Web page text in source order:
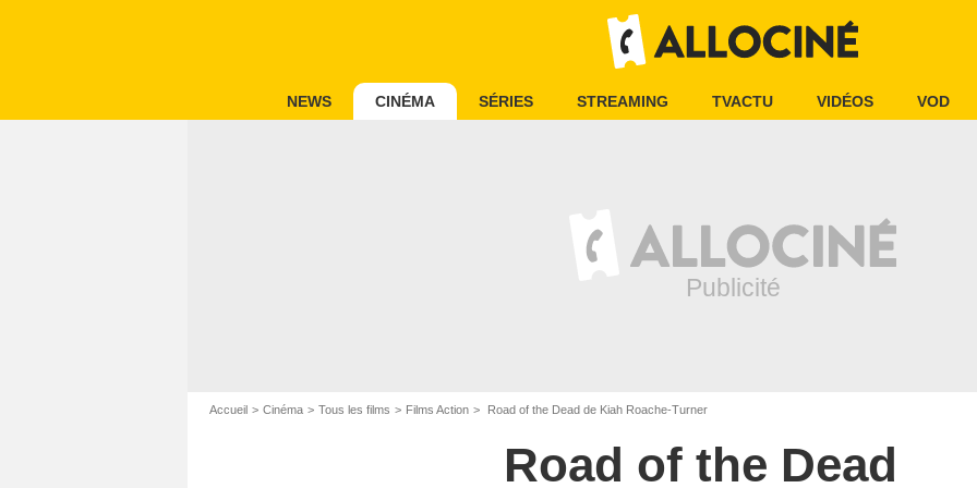
NEWS CINÉMA SÉRIES STREAMING TVACTU VIDÉOS VOD
Accueil Cinéma Tous les films Films Action Road of the Dead de Kiah Roache-Turner
Road of the Dead